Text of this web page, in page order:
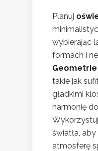
Planuj
wybierając
formach i
Geometrie
takie jak
gładkimi
harmonię
światła,
atmosferę